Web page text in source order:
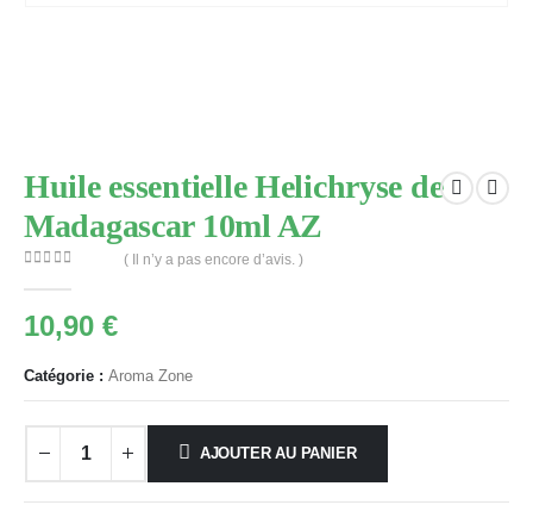
Huile essentielle Helichryse de
Madagascar 10ml AZ
( Il n’y a pas encore d’avis. )
10,90 €
Catégorie : Aroma Zone
AJOUTER AU PANIER